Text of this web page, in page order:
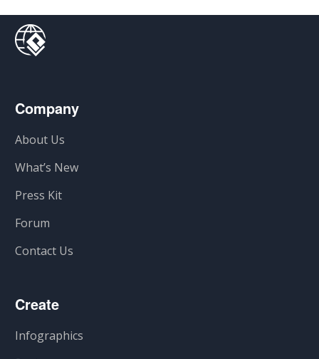
Company
About Us
What’s New
Press Kit
Forum
Contact Us
Create
Infographics